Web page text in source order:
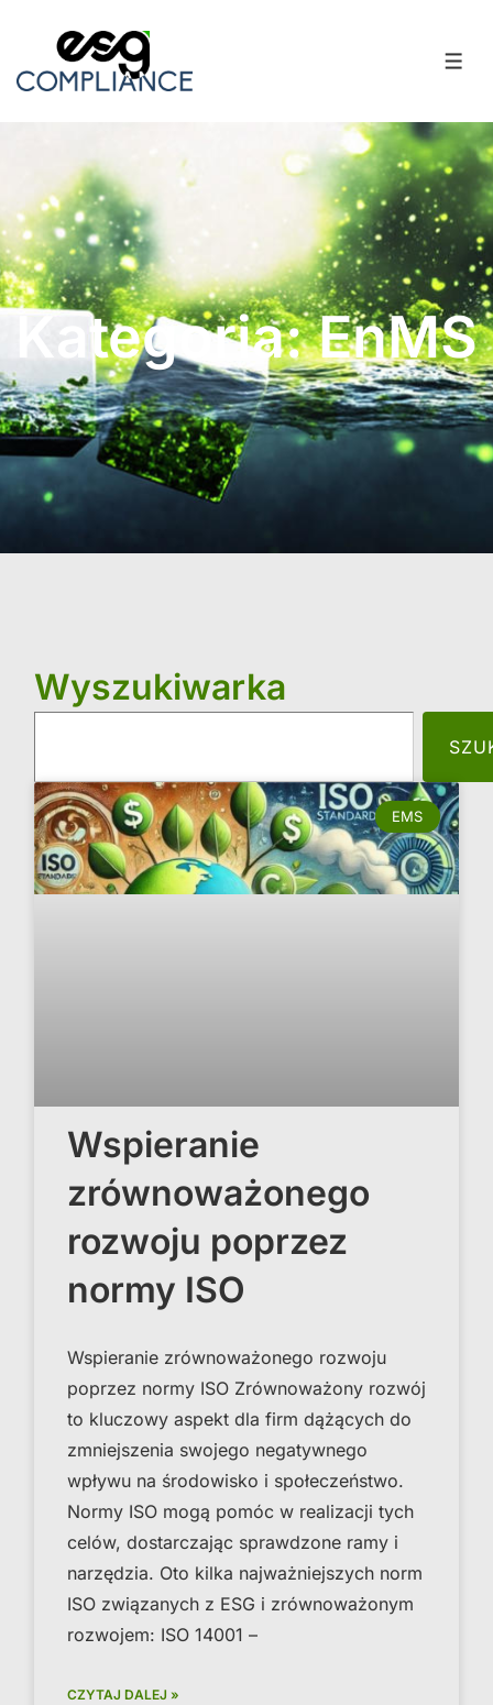
Kategoria: EnMS
Wyszukiwarka
EMS
Wspieranie
zrównoważonego
rozwoju poprzez
normy ISO
Wspieranie zrównoważonego rozwoju
poprzez normy ISO Zrównoważony rozwój
to kluczowy aspekt dla firm dążących do
zmniejszenia swojego negatywnego
wpływu na środowisko i społeczeństwo.
Normy ISO mogą pomóc w realizacji tych
celów, dostarczając sprawdzone ramy i
narzędzia. Oto kilka najważniejszych norm
ISO związanych z ESG i zrównoważonym
rozwojem: ISO 14001 –
CZYTAJ DALEJ »